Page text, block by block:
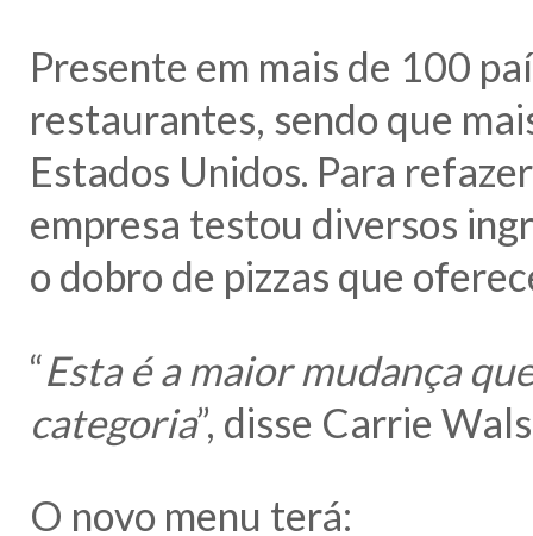
Presente em mais de 100
restaurantes, sendo que
Estados Unidos. Para
empresa testou diversos
o dobro de pizzas que
“Esta é a maior mudança
categoria”, disse Carrie
O novo menu terá: